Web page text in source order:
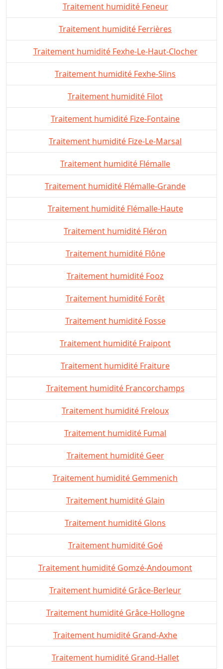
Traitement humidité Feneur
Traitement humidité Ferrières
Traitement humidité Fexhe-Le-Haut-Clocher
Traitement humidité Fexhe-Slins
Traitement humidité Filot
Traitement humidité Fize-Fontaine
Traitement humidité Fize-Le-Marsal
Traitement humidité Flémalle
Traitement humidité Flémalle-Grande
Traitement humidité Flémalle-Haute
Traitement humidité Fléron
Traitement humidité Flône
Traitement humidité Fooz
Traitement humidité Forêt
Traitement humidité Fosse
Traitement humidité Fraipont
Traitement humidité Fraiture
Traitement humidité Francorchamps
Traitement humidité Freloux
Traitement humidité Fumal
Traitement humidité Geer
Traitement humidité Gemmenich
Traitement humidité Glain
Traitement humidité Glons
Traitement humidité Goé
Traitement humidité Gomzé-Andoumont
Traitement humidité Grâce-Berleur
Traitement humidité Grâce-Hollogne
Traitement humidité Grand-Axhe
Traitement humidité Grand-Hallet